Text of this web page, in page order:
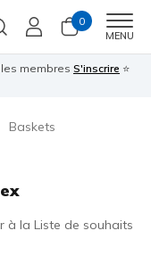
0
MENU
membres S'inscrire ⭐
Baskets
à la Liste de souhaits